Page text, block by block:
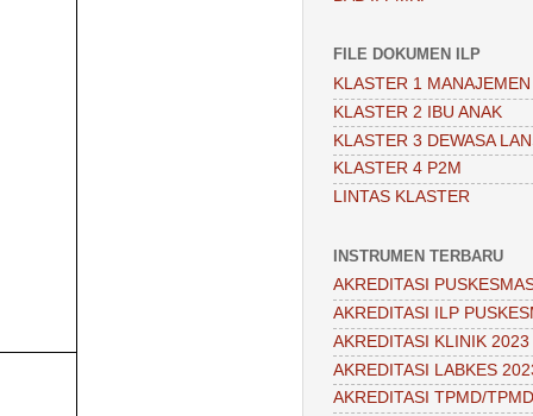
FILE DOKUMEN ILP
KLASTER 1 MANAJEMEN
KLASTER 2 IBU ANAK
KLASTER 3 DEWASA
KLASTER 4 P2M
LINTAS KLASTER
INSTRUMEN TERBARU
AKREDITASI
AKREDITASI ILP
AKREDITASI KLINIK 2023
AKREDITASI LABKES
AKREDITASI TPMD/